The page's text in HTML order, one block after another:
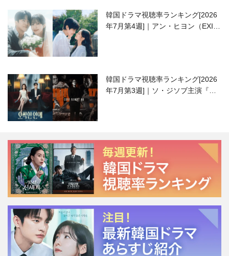
韓国ドラマ視聴率ランキング[2026
年7月第4週]｜アン・ヒヨン（EXID
韓国ドラマ視聴率ランキング[2026
年7月第3週]｜ソ・ジソブ主演『エ